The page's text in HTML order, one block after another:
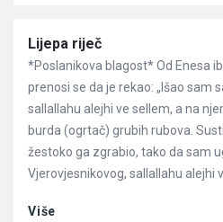
Članci
Lijepa riječ
*Poslanikova blagost* Od Enesa
prenosi se da je rekao: „Išao sam
sallallahu alejhi ve sellem, a na
burda (ogrtač) grubih rubova.
žestoko ga zgrabio, tako da sam
Vjerovjesnikovog, sallallahu alejhi
Više